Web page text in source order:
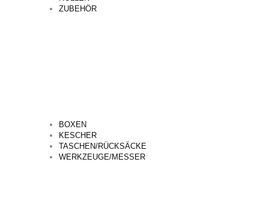
ZUBEHÖR
BOXEN
KESCHER
TASCHEN/RÜCKSÄCKE
WERKZEUGE/MESSER